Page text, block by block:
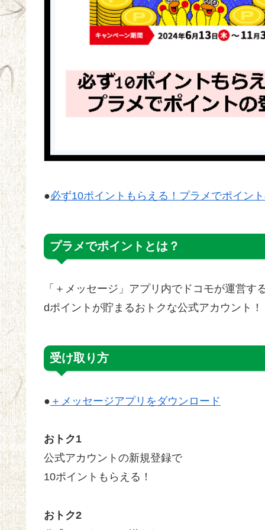
●必ず10ポイントもらえる！プラメでポイン
プラメでポイントとは？
「＋メッセージ」アプリ内でドコモが運営す
dポイントが貯まるおトクな公式アカウント！
受け取り方
● ＋メッセージアプリをダウンロード
おトク1
公式アカウントの新規登録で
10ポイントもらえる！
おトク2